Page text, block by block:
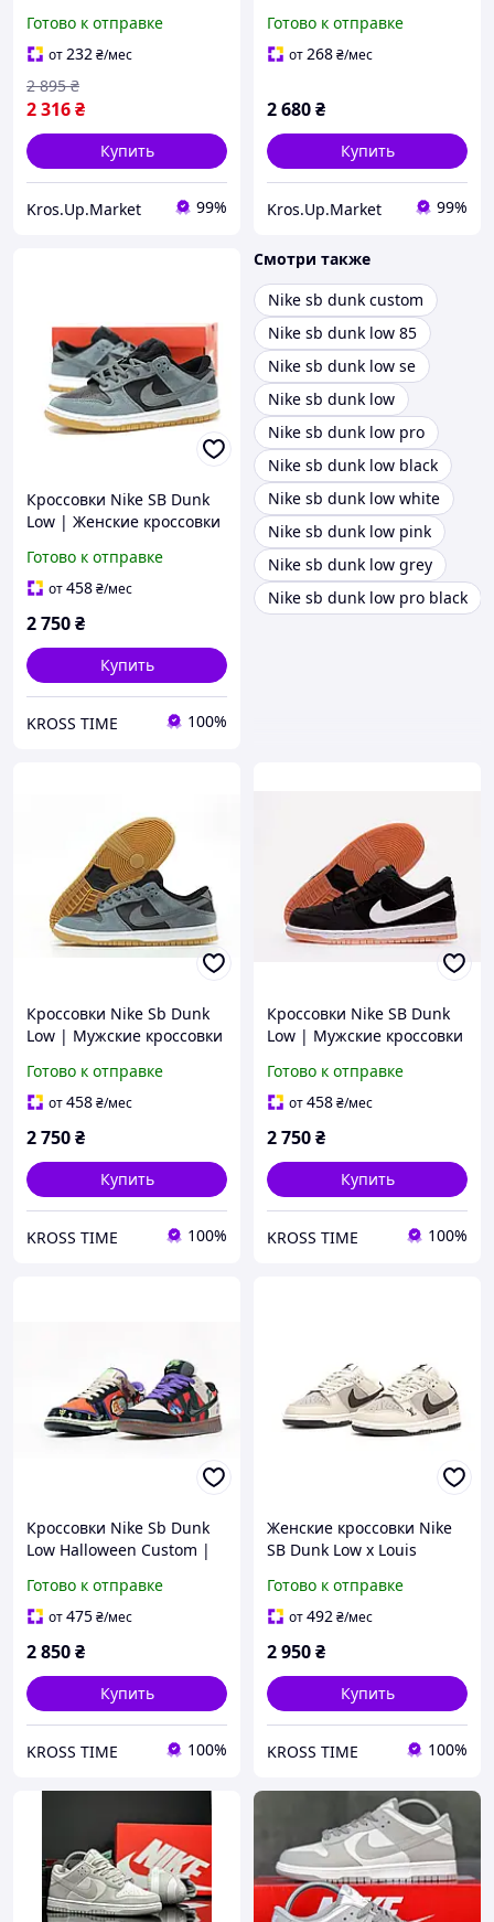
Низкие Бежевые/темно
серые 44
Готово к отправке
от232₴/мес
2 316₴
2 895 ₴
Купить
Kros.Up.Market 99%
Найк Данк черные 39
Готово к отправке
от268₴/мес
2 680₴
Купить
Kros.Up.Market 99%
Кроссовки Nike SB Dunk
Low | Женские кроссовки
прогулки
Готово к отправке
от458₴/мес
2 750₴
Купить
KROSS TIME 100%
Смотри также
Nike sb dunk custom
Nike sb dunk low 85
Nike sb dunk low se
Nike sb dunk low
Nike sb dunk low pro
Nike sb dunk low black
Nike sb dunk low white
Nike sb dunk low pink
Nike sb dunk low grey
Nike sb dunk low pro black
Кроссовки Nike Sb Dunk
Low | Мужские кроссовки
Готово к отправке
от458₴/мес
2 750₴
Купить
KROSS TIME 100%
Кроссовки Nike SB Dunk
Low | Мужские кроссовки
мужская
Готово к отправке
от458₴/мес
2 750₴
Купить
KROSS TIME 100%
Кроссовки Nike Sb Dunk
Low Halloween Custom |
Обувь демисезонная найк
данк
Готово к отправке
от475₴/мес
2 850₴
Купить
KROSS TIME 100%
Женские кроссовки Nike
SB Dunk Low x Louis
занятий спортом
Готово к отправке
от492₴/мес
2 950₴
Купить
KROSS TIME 100%